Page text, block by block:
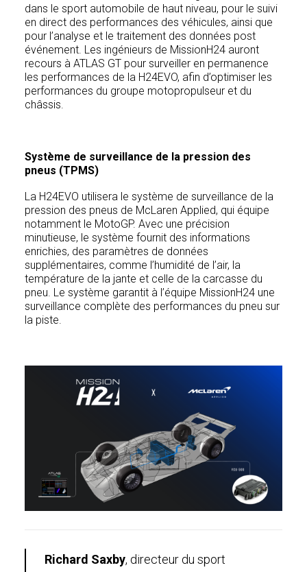
dans le sport automobile de haut niveau, pour le suivi
en direct des performances des véhicules, ainsi que
pour l’analyse et le traitement des données post
événement. Les ingénieurs de MissionH24 auront
recours à ATLAS GT pour surveiller en permanence
les performances de la H24EVO, afin d’optimiser les
performances du groupe motopropulseur et du
châssis.
Système de surveillance de la pression des
pneus (TPMS)
La H24EVO utilisera le système de surveillance de la
pression des pneus de McLaren Applied, qui équipe
notamment le MotoGP. Avec une précision
minutieuse, le système fournit des informations
enrichies, des paramètres de données
supplémentaires, comme l’humidité de l’air, la
température de la jante et celle de la carcasse du
pneu. Le système garantit à l’équipe MissionH24 une
surveillance complète des performances du pneu sur
la piste.
Richard Saxby, directeur du sport